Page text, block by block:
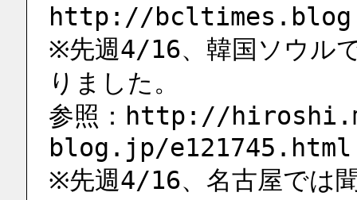
http://
※先週4/16、韓国ソウル
りました。
参照：http://
blog.jp/
※先週4/16、名古屋では